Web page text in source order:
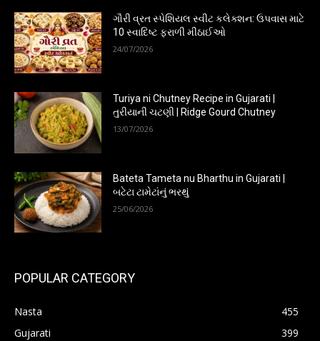
ગૌરી વ્રત સ્પેશિયલ સ્વીટ કલેક્શન: ઉપવાસ માટે
10 સ્વાદિષ્ટ ફરાળી મીઠાઈઓ
24/07/2026
Turiya ni Chutney Recipe in Gujarati |
તુરીયાની ચટણી | Ridge Gourd Chutney
13/07/2026
Bateta Tameta nu Bharthu in Gujarati |
બટેટા ટામેટાંનું ભરથું
25/06/2026
POPULAR CATEGORY
Nasta
455
Gujarati
399